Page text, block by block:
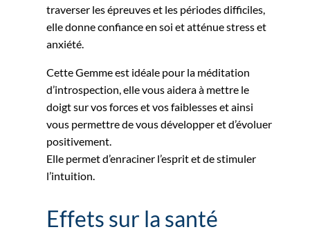
traverser les épreuves et les périodes difficiles,
elle donne confiance en soi et atténue stress et
anxiété.
Cette Gemme est idéale pour la méditation
d’introspection, elle vous aidera à mettre le
doigt sur vos forces et vos faiblesses et ainsi
vous permettre de vous développer et d’évoluer
positivement.
Elle permet d’enraciner l’esprit et de stimuler
l’intuition.
Effets sur la santé